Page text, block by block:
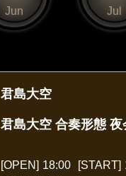
Jun Jul
君島大空
君島大空 合奏形態 夜
[OPEN] 18:00 [START]